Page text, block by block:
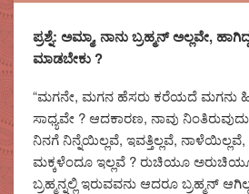
ಪ್ರಶ್ನೆ: ಅಮ್ಮಾ, ನಾನು ಬ್ರಹ್ಮನ್ ಅಲ್ಲವೇ,
ಮಾಡಬೇಕು ?
“ಮಗನೇ, ಮಗನ ಹೆಸರು ಕರೆಯದೆ ಮಗನು
ಸಾಧ್ಯವೇ ? ಆದಕಾರಣ, ನಾವು
ನಿನಗೆ ನಿನ್ನೆಯಿಲ್ಲವೆ, ಇವತ್ತಿಲ್ಲವೆ,
ಮಕ್ಕಳೆಂದೂ ಇಲ್ಲವೆ ? ರುಚಿಯೂ ಅರುಚಿಯೂ
ಬ್ರಹ್ಮನ್ನಲ್ಲಿ ಇರುವವನು ಆದರೂ ಬ್ರಹ್ಮನ್